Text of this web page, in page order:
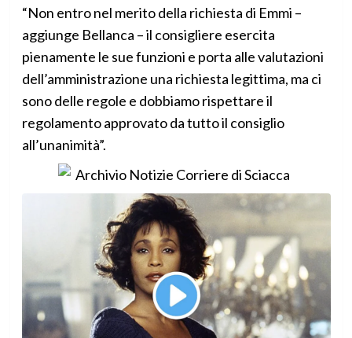
“Non entro nel merito della richiesta di Emmi –
aggiunge Bellanca – il consigliere esercita
pienamente le sue funzioni e porta alle valutazioni
dell’amministrazione una richiesta legittima, ma ci
sono delle regole e dobbiamo rispettare il
regolamento approvato da tutto il consiglio
all’unanimità”.